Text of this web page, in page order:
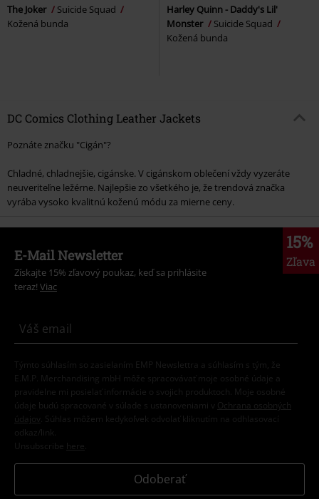
The Joker
Suicide Squad
Kožená bunda
Harley Quinn - Daddy's Lil'
Monster
Suicide Squad
Kožená bunda
DC Comics Clothing Leather Jackets
Poznáte značku "Cigán"?
Chladné, chladnejšie, cigánske. V cigánskom oblečení vždy vyzeráte
neuveriteľne ležérne. Najlepšie zo všetkého je, že trendová značka
vyrába vysoko kvalitnú koženú módu za mierne ceny.
15%
Zľava
E-Mail Newsletter
Získajte 15% zľavový poukaz, keď sa prihlásite
teraz! Viac
Týmto súhlasím so zasielaním EMP Newslettra a súhlasím s tým, že
E.M.P. Merchandising mbH môže spracovávať moje osobné údaje a
pravidelne mi posielať informácie o svojich produktoch. Moje osobné
údaje budú spracované v súlade s ustanoveniami v
Ochrana osobných
údajov
. Súhlas môžem kedykoľvek odvolať kliknutím na odhlasovací
odkaz/link.
Unsubscribe here
Odoberať